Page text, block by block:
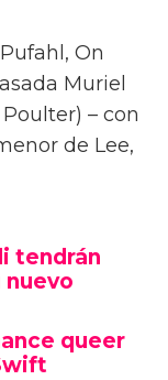
On
Muriel
– con
de Lee,
tendrán
nuevo
queer